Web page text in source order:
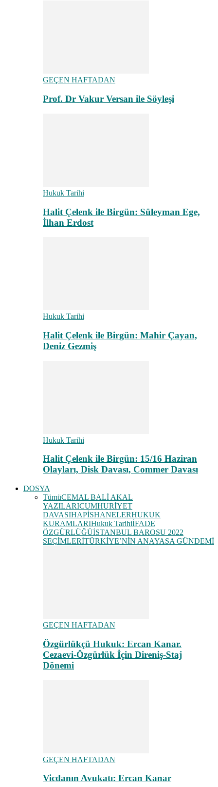
GEÇEN HAFTADAN
Prof. Dr Vakur Versan ile Söyleşi
Hukuk Tarihi
Halit Çelenk ile Birgün: Süleyman Ege,
İlhan Erdost
Hukuk Tarihi
Halit Çelenk ile Birgün: Mahir Çayan,
Deniz Gezmiş
Hukuk Tarihi
Halit Çelenk ile Birgün: 15/16 Haziran
Olayları, Disk Davası, Commer Davası
DOSYA
TümüCEMAL BALİ AKAL
YAZILARICUMHURİYET
DAVASIHAPİSHANELERHUKUK
KURAMLARIHukuk TarihiİFADE
ÖZGÜRLÜĞÜİSTANBUL BAROSU 2022
SEÇİMLERİTÜRKİYE’NİN ANAYASA GÜNDEMİ
GEÇEN HAFTADAN
Özgürlükçü Hukuk: Ercan Kanar.
Cezaevi-Özgürlük İçin Direniş-Staj
Dönemi
GEÇEN HAFTADAN
Vicdanın Avukatı: Ercan Kanar